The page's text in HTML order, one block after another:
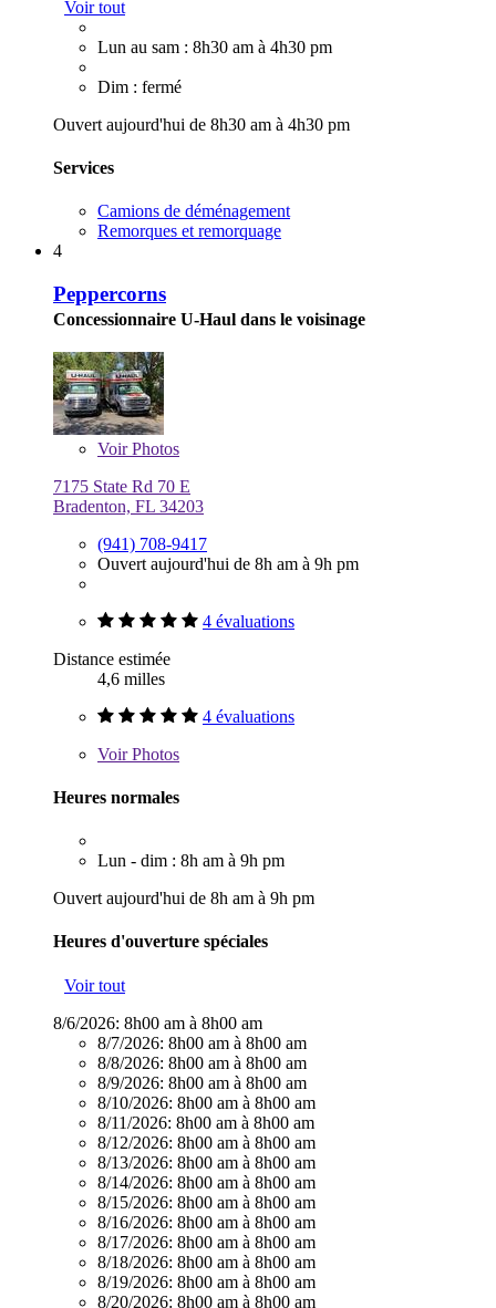
Voir tout
Lun au sam : 8h30 am à 4h30 pm
Dim : fermé
Ouvert aujourd'hui de 8h30 am à 4h30 pm
Services
Camions de déménagement
Remorques et remorquage
4
Peppercorns
Concessionnaire U-Haul dans le voisinage
VoirPhotos
7175 State Rd 70 E
Bradenton, FL 34203
(941) 708-9417
Ouvert aujourd'hui de 8h am à 9h pm
4 évaluations
Distance estimée
4,6 milles
4 évaluations
VoirPhotos
Heures normales
Lun - dim : 8h am à 9h pm
Ouvert aujourd'hui de 8h am à 9h pm
Heures d'ouverture spéciales
Voir tout
8/6/2026: 8h00 am à 8h00 am
8/7/2026: 8h00 am à 8h00 am
8/8/2026: 8h00 am à 8h00 am
8/9/2026: 8h00 am à 8h00 am
8/10/2026: 8h00 am à 8h00 am
8/11/2026: 8h00 am à 8h00 am
8/12/2026: 8h00 am à 8h00 am
8/13/2026: 8h00 am à 8h00 am
8/14/2026: 8h00 am à 8h00 am
8/15/2026: 8h00 am à 8h00 am
8/16/2026: 8h00 am à 8h00 am
8/17/2026: 8h00 am à 8h00 am
8/18/2026: 8h00 am à 8h00 am
8/19/2026: 8h00 am à 8h00 am
8/20/2026: 8h00 am à 8h00 am